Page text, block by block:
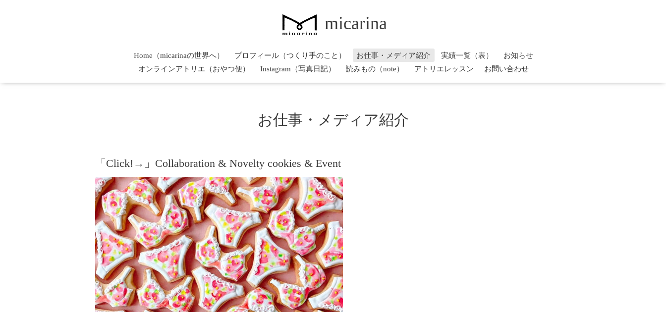
micarina
Home（micarinaの世界へ） プロフィール（つくり手のこと） お仕事・メディア紹介 実績一覧（表）
お知らせ
オンラインアトリエ（おやつ便）
Instagram（写真日記） 読みもの（note） アトリエレッスン お問い合わせ
お仕事・メディア紹介
「Click!→」Collaboration & Novelty cookies & Event